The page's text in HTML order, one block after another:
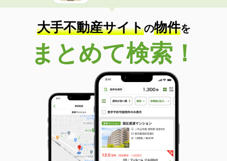
大手不動産サイトの物件を
まとめて検索！